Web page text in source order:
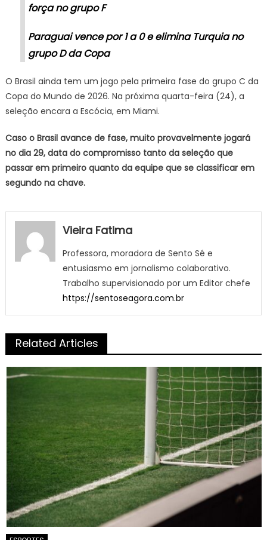
força no grupo F
Paraguai vence por 1 a 0 e elimina Turquia no
grupo D da Copa
O Brasil ainda tem um jogo pela primeira fase do grupo C da
Copa do Mundo de 2026. Na próxima quarta-feira (24), a
seleção encara a Escócia, em Miami.
Caso o Brasil avance de fase, muito provavelmente jogará
no dia 29, data do compromisso tanto da seleção que
passar em primeiro quanto da equipe que se classificar em
segundo na chave.
Vieira Fatima
Professora, moradora de Sento Sé e
entusiasmo em jornalismo colaborativo.
Trabalho supervisionado por um Editor chefe
https://sentoseagora.com.br
Related Articles